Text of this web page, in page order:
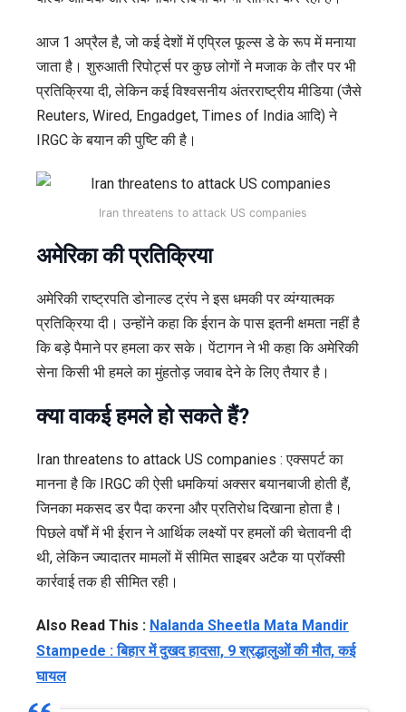
आज 1 अप्रैल है, जो कई देशों में एप्रिल फूल्स डे के रूप में मनाया
जाता है। शुरुआती रिपोर्ट्स पर कुछ लोगों ने मजाक के तौर पर भी
प्रतिक्रिया दी, लेकिन कई विश्वसनीय अंतरराष्ट्रीय मीडिया (जैसे
Reuters, Wired, Engadget, Times of India आदि) ने
IRGC के बयान की पुष्टि की है।
Iran threatens to attack US companies
अमेरिका की प्रतिक्रिया
अमेरिकी राष्ट्रपति डोनाल्ड ट्रंप ने इस धमकी पर व्यंग्यात्मक
प्रतिक्रिया दी। उन्होंने कहा कि ईरान के पास इतनी क्षमता नहीं है
कि बड़े पैमाने पर हमला कर सके। पेंटागन ने भी कहा कि अमेरिकी
सेना किसी भी हमले का मुंहतोड़ जवाब देने के लिए तैयार है।
क्या वाकई हमले हो सकते हैं?
Iran threatens to attack US companies : एक्सपर्ट का
मानना है कि IRGC की ऐसी धमकियां अक्सर बयानबाजी होती हैं,
जिनका मकसद डर पैदा करना और प्रतिरोध दिखाना होता है।
पिछले वर्षों में भी ईरान ने आर्थिक लक्ष्यों पर हमलों की चेतावनी दी
थी, लेकिन ज्यादातर मामलों में सीमित साइबर अटैक या प्रॉक्सी
कार्रवाई तक ही सीमित रही।
Also Read This : Nalanda Sheetla Mata Mandir
Stampede : बिहार में दुखद हादसा, 9 श्रद्धालुओं की मौत, कई
घायल